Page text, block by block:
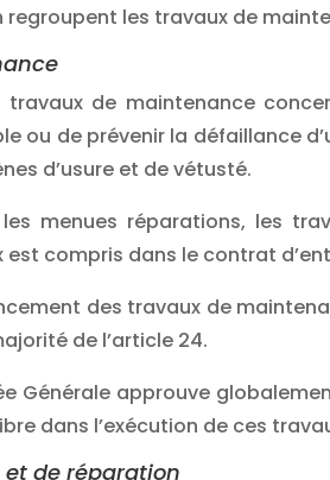
les travaux de
travaux de maintenance
ou de prévenir la défaillance
d’usure et de vétusté.
menues réparations, les
compris dans le contrat
des travaux de
de l’article 24.
Générale approuve
dans l’exécution de ces
et de réparation